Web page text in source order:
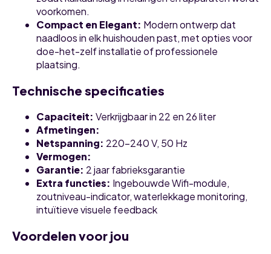
voorkomen.
Compact en Elegant: Modern ontwerp dat
naadloos in elk huishouden past, met opties voor
doe-het-zelf installatie of professionele
plaatsing.
Technische specificaties
Capaciteit: Verkrijgbaar in 22 en 26 liter
Afmetingen:
Netspanning: 220-240 V, 50 Hz
Vermogen:
Garantie: 2 jaar fabrieksgarantie
Extra functies: Ingebouwde Wifi-module,
zoutniveau-indicator, waterlekkage monitoring,
intuïtieve visuele feedback
Voordelen voor jou